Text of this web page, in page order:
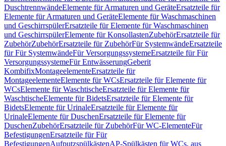
DuschtrennwändeElemente für Armaturen und GeräteErsatzteile für
Elemente für Armaturen und GeräteElemente für Waschmaschinen
und GeschirrspülerErsatzteile für Elemente für Waschmaschinen
und GeschirrspülerElemente für KonsollastenZubehörErsatzteile für
ZubehörZubehörErsatzteile für ZubehörFür SystemwändeErsatzteile
für Für SystemwändeFür VersorgungssystemeErsatzteile für Für
VersorgungssystemeFür EntwässerungGeberit
KombifixMontageelementeErsatzteile für
MontageelementeElemente für WCsErsatzteile für Elemente für
WCsElemente für WaschtischeErsatzteile für Elemente für
WaschtischeElemente für BidetsErsatzteile für Elemente für
BidetsElemente für UrinaleErsatzteile für Elemente für
UrinaleElemente für DuschenErsatzteile für Elemente für
DuschenZubehörErsatzteile für ZubehörFür WC-ElementeFür
BefestigungenErsatzteile für Für
BefestigungenAufputzspülkästenAP-Spülkästen für WCs, aus